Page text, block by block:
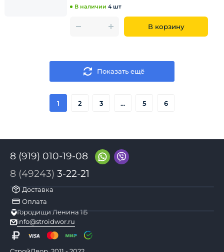
В наличии 4 шт
В корзину
Показать ещё
1 2 3 ... 5 6
8 (919) 010-19-08
8 (49243) 3-22-21
Доставка
Оплата
Городищи Ленина 1Б
info@stroidwor.ru